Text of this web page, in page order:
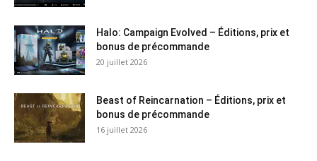
Halo: Campaign Evolved – Éditions, prix et
bonus de précommande
20 juillet 2026
Beast of Reincarnation – Éditions, prix et
bonus de précommande
16 juillet 2026